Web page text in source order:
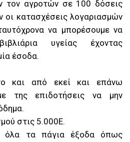
τον αγροτών σε 100 δόσεις
κατασχέσεις λογαριασμών
να μπορέσουμε να
υγείας έχοντας
έσοδα.
και από εκεί και επάνω
της επιδοτήσεις να μην
στις 5.000Ε.
όλα τα πάγια έξοδα όπως